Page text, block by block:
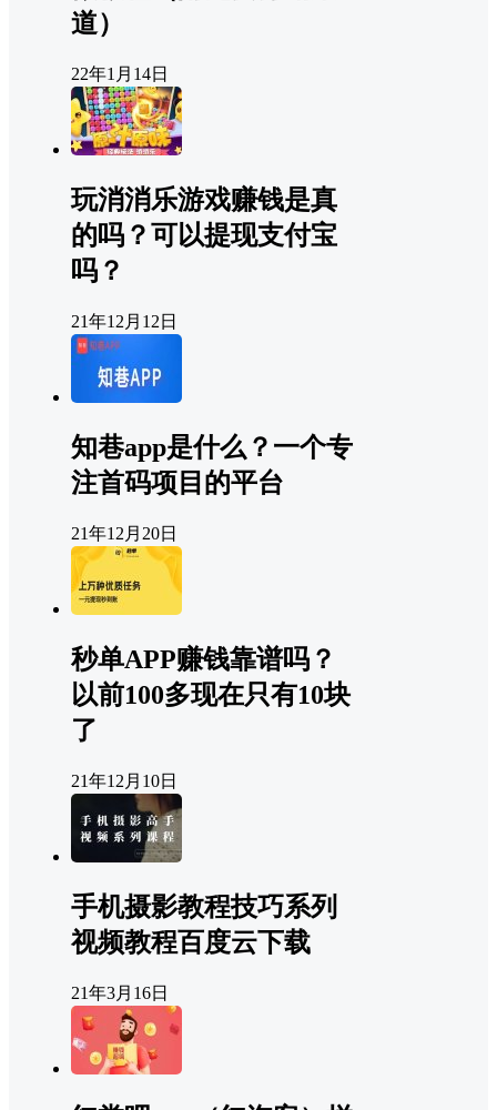
道）
22年1月14日
玩消消乐游戏赚钱是真
的吗？可以提现支付宝
吗？
21年12月12日
知巷app是什么？一个专
注首码项目的平台
21年12月20日
秒单APP赚钱靠谱吗？
以前100多现在只有10块
了
21年12月10日
手机摄影教程技巧系列
视频教程百度云下载
21年3月16日